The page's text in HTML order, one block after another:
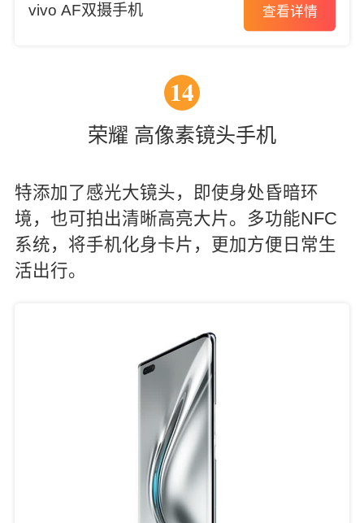
vivo AF双摄手机 查看详情
14
荣耀 高像素镜头手机
特添加了感光大镜头，即使身处昏暗环
境，也可拍出清晰高亮大片。多功能NFC
系统，将手机化身卡片，更加方便日常生
活出行。